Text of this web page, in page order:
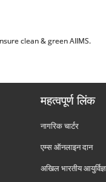
clean & green AIIMS.
महत्वपूर्ण लिंक
नागरिक चार्टर
एम्स ऑनलाइन दान
अखिल भारतीय